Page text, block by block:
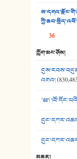
36
ཀློག་མང་ཤོས།
འགའ།
༄༅།
མཆན།